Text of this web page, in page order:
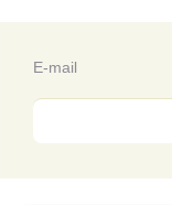
E-mail